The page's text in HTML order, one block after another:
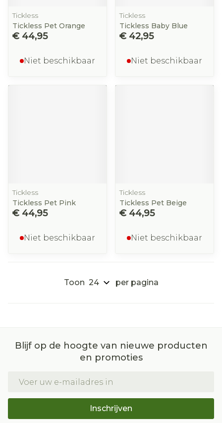
Tickless
Tickless Pet Orange
€ 44,95
Niet beschikbaar
Tickless
Tickless Baby Blue
€ 42,95
Niet beschikbaar
Tickless
Tickless Pet Pink
€ 44,95
Niet beschikbaar
Tickless
Tickless Pet Beige
€ 44,95
Niet beschikbaar
Toon per pagina
Blijf op de hoogte van nieuwe producten
en promoties
Inschrijven